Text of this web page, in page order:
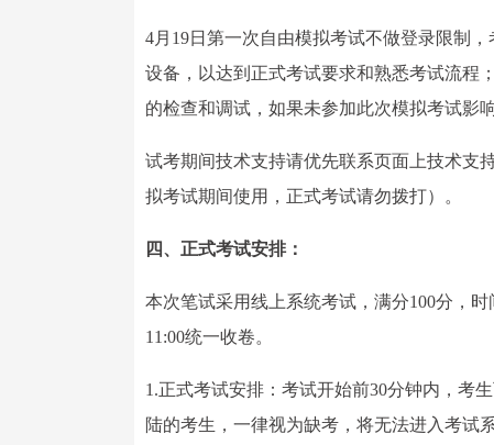
4月19日第一次自由模拟考试不做登录限制
设备，以达到正式考试要求和熟悉考试流程
的检查和调试，如果未参加此次模拟考试影
试考期间技术支持请优先联系页面上技术支
拟考试期间使用，正式考试请勿拨打）。
四、正式考试安排：
本次笔试采用线上系统考试，满分100分，
11:00统一收卷。
1.正式考试安排：考试开始前30分钟内，考
陆的考生，一律视为缺考，将无法进入考试系